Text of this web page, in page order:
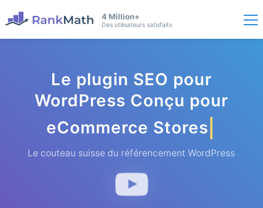
4 Million+
Des utilisateurs satisfaits
Le plugin SEO pour
WordPress Conçu pour
eCommerce Stores
Le couteau suisse du référencement WordPress